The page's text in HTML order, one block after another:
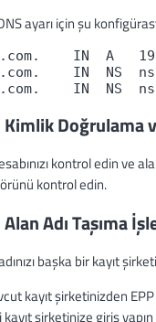
ayarı için şu
IN  A
IN  NS
IN  NS
Kimlik Doğrulama
kontrol edin ve
kontrol edin.
Adı Taşıma
başka bir kayıt
kayıt şirketinizden
kayıt şirketinize giriş